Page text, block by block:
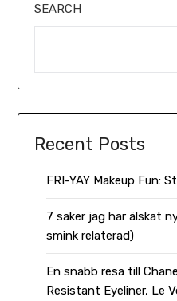
SEARCH
Recent Posts
FRI-YAY Makeup Fun:
7 saker jag har älskat
smink relaterad)
En snabb resa till
Resistant Eyeliner, Le